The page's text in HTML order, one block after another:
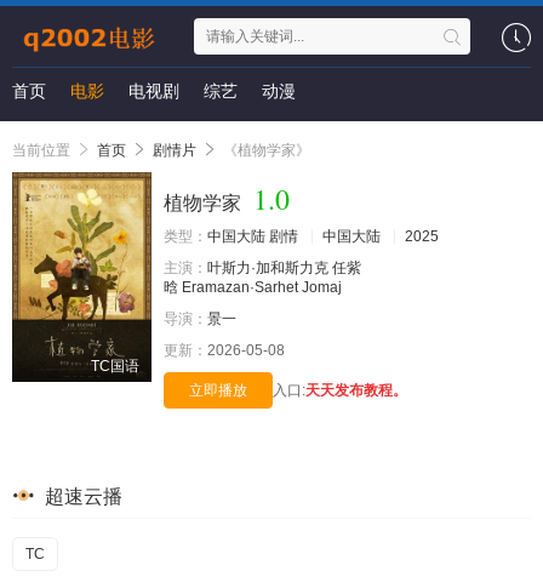
首页 电影 电视剧 综艺 动漫
当前位置 首页 剧情片 《植物学家》
TC国语
植物学家 1.0
类型： 中国大陆 剧情 中国大陆
2025
主演： 叶斯力·加和斯力克 任紫
晗 Eramazan·Sarhet Jomaj
导演： 景一
更新： 2026-05-08
立即播放 入口:天天发布教程。
超速云播
TC